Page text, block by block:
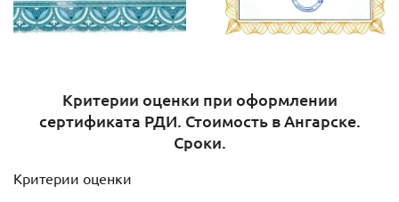
Критерии оценки при оформлении
сертификата РДИ. Стоимость в Ангарске.
Сроки.
Критерии оценки